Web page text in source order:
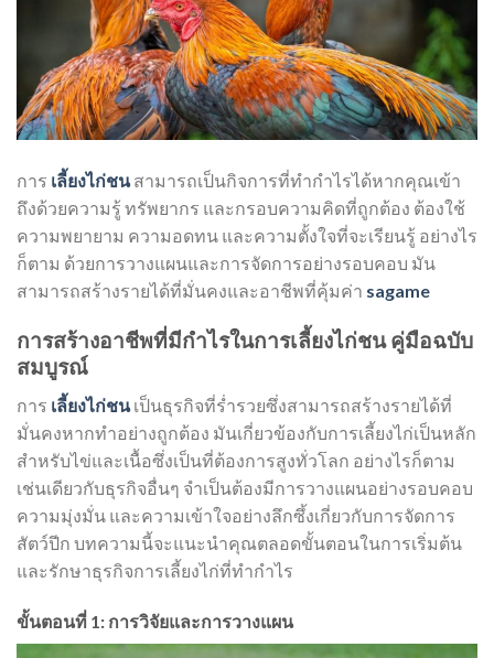
การ เลี้ยงไก่ชนสามารถเป็นกิจการที่ทำกำไรได้หากคุณเข้า
ถึงด้วยความรู้ ทรัพยากร และกรอบความคิดที่ถูกต้อง ต้องใช้
ความพยายาม ความอดทน และความตั้งใจที่จะเรียนรู้ อย่างไร
ก็ตาม ด้วยการวางแผนและการจัดการอย่างรอบคอบ มัน
สามารถสร้างรายได้ที่มั่นคงและอาชีพที่คุ้มค่า sagame
การสร้างอาชีพที่มีกำไรในการเลี้ยงไก่ชน คู่มือฉบับ
สมบูรณ์
การ เลี้ยงไก่ชนเป็นธุรกิจที่ร่ำรวยซึ่งสามารถสร้างรายได้ที่
มั่นคงหากทำอย่างถูกต้อง มันเกี่ยวข้องกับการเลี้ยงไก่เป็นหลัก
สำหรับไข่และเนื้อซึ่งเป็นที่ต้องการสูงทั่วโลก อย่างไรก็ตาม
เช่นเดียวกับธุรกิจอื่นๆ จำเป็นต้องมีการวางแผนอย่างรอบคอบ
ความมุ่งมั่น และความเข้าใจอย่างลึกซึ้งเกี่ยวกับการจัดการ
สัตว์ปีก บทความนี้จะแนะนำคุณตลอดขั้นตอนในการเริ่มต้น
และรักษาธุรกิจการเลี้ยงไก่ที่ทำกำไร
ขั้นตอนที่ 1: การวิจัยและการวางแผน